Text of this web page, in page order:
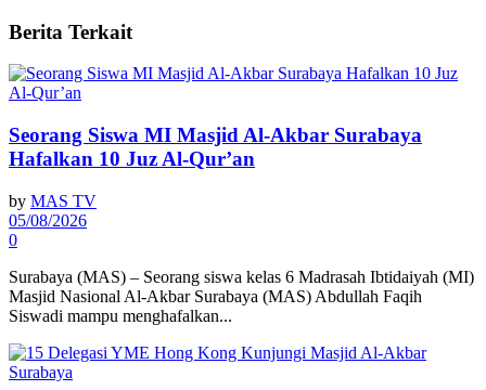
Berita Terkait
Seorang Siswa MI Masjid Al-Akbar Surabaya
Hafalkan 10 Juz Al-Qur’an
by MAS TV
05/08/2026
0
Surabaya (MAS) – Seorang siswa kelas 6 Madrasah Ibtidaiyah (MI)
Masjid Nasional Al-Akbar Surabaya (MAS) Abdullah Faqih
Siswadi mampu menghafalkan...